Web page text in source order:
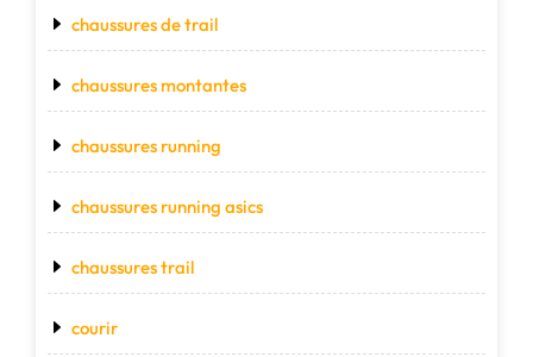
chaussures de trail
chaussures montantes
chaussures running
chaussures running asics
chaussures trail
courir